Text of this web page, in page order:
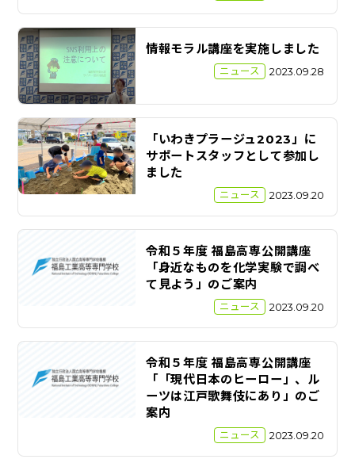
情報モラル講座を実施しました
ニュース 2023.09.28
「いわきプラージュ2023」に
サポートスタッフとして参加し
ました
ニュース 2023.09.20
令和５年度 福島高専公開講座
「身近なものを化学実験で調べ
て見よう」のご案内
ニュース 2023.09.20
令和５年度 福島高専公開講座
「「現代日本のヒーロー」、ル
ーツは江戸歌舞伎にあり」のご
案内
ニュース 2023.09.20